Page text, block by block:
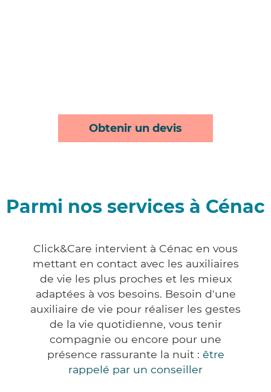
Obtenir un devis
Parmi nos services à Cénac
Click&Care intervient à Cénac en vous
mettant en contact avec les auxiliaires
de vie les plus proches et les mieux
adaptées à vos besoins. Besoin d'une
auxiliaire de vie pour réaliser les gestes
de la vie quotidienne, vous tenir
compagnie ou encore pour une
présence rassurante la nuit : être
rappelé par un conseiller